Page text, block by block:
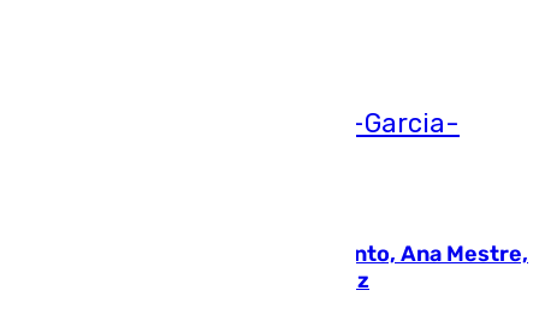
La nueva presidenta del Parlamento, Ana Mestre,
hace parada institucional en Cádiz